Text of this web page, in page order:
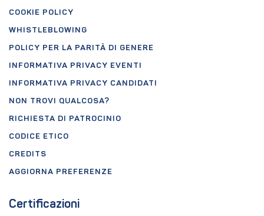
COOKIE POLICY
WHISTLEBLOWING
POLICY PER LA PARITÀ DI GENERE
INFORMATIVA PRIVACY EVENTI
INFORMATIVA PRIVACY CANDIDATI
NON TROVI QUALCOSA?
RICHIESTA DI PATROCINIO
CODICE ETICO
CREDITS
AGGIORNA PREFERENZE
Certificazioni